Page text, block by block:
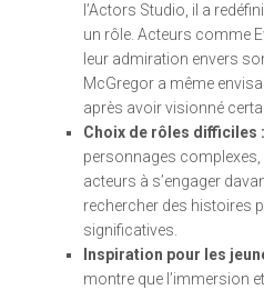
l’Actors Studio, il a
un rôle. Acteurs comme
leur admiration envers
McGregor a même
après avoir visionné
Choix de rôles difficiles :
personnages complexes,
acteurs à s’engager
rechercher des histoires
significatives.
Inspiration pour les
montre que l’immersion